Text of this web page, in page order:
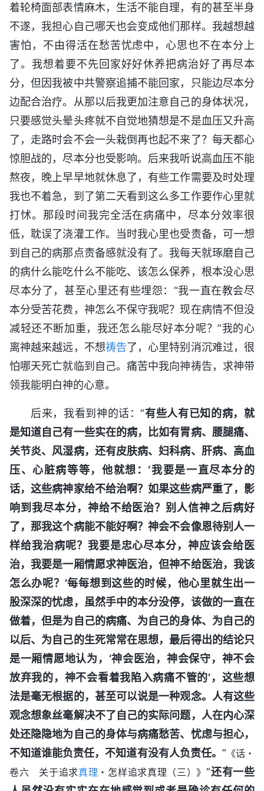
着轮椅面部表情麻木，生活不能自理，有的甚至半身
不遂，我担心自己哪天也会变成他们那样。我越想越
害怕，不由得活在愁苦忧虑中，心思也不在本分上
了。我想着要不先回家好好休养把病治好了再尽本
分，但因我被中共警察追捕不能回家，只能边尽本分
边配合治疗。从那以后我更加注意自己的身体状况，
只要感觉头晕头疼就不自觉地猜想是不是血压又升高
了，走路时会不会一头栽倒再也起不来了？每天都心
惊胆战的，尽本分也受影响。后来我听说高血压不能
熬夜，晚上早早地就休息了，有些工作需要及时处理
我也不着急，到了第二天看到这么多工作要作心里就
打怵。那段时间我完全活在病痛中，尽本分效率很
低，耽误了浇灌工作。当时我心里也受责备，可一想
到自己的病那点责备感就没有了。我每天就琢磨自己
的病什么能吃什么不能吃、该怎么保养，根本没心思
尽本分了，甚至心里还有些埋怨：“我一直在教会尽
本分受苦花费，神怎么不保守我呢？现在病情不但没
减轻还不断加重，我还怎么能尽好本分呢？”我的心
离神越来越远，不想祷告了，心里特别消沉难过，很
怕哪天死亡就临到自己。痛苦中我向神祷告，求神带
领我能明白神的心意。
后来，我看到神的话：“有些人有已知的病，就
是知道自己有一些实在的病，比如有胃病、腰腿痛、
关节炎、风湿病，还有皮肤病、妇科病、肝病、高血
压、心脏病等等，他就想：‘我要是一直尽本分的
话，这些病神家给不给治啊？如果这些病严重了，影
响到我尽本分，神给不给医治？别人信神之后病好
了，那我这个病能不能好啊？神会不会像恩待别人一
样给我治病呢？我要是忠心尽本分，神应该会给医
治，我要是一厢情愿求神医治，但神不给医治，我该
怎么办呢？’每每想到这些的时候，他心里就生出一
股深深的忧虑，虽然手中的本分没停，该做的一直在
做着，但是为自己的病痛、为自己的身体、为自己的
以后、为自己的生死常常在思想，最后得出的结论只
是一厢情愿地认为，‘神会医治，神会保守，神不会
放弃我的，神不会看着我陷入病痛不管的’，这些想
法是毫无根据的，甚至可以说是一种观念。人有这些
观念想象丝毫解决不了自己的实际问题，人在内心深
处还隐隐地为自己的身体与病痛愁苦、忧虑与担心，
不知道谁能负责任，不知道有没有人负责任。 ” 《话・
卷六 关于追求真理 ・怎样追求真理（三）》“还有一些